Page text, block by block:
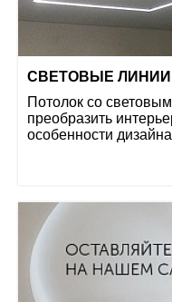
СВЕТОВЫЕ
Потолок со
преобразить
особенности